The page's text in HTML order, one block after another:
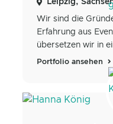
Leipzig,
Wir sind die
Erfahrung aus
übersetzen wir in
Portfolio ansehen